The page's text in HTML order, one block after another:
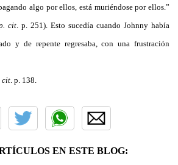
algo por ellos, está muriéndose por ellos.”
cit . p. 251). Esto sucedía cuando Johnny había
y de repente regresaba, con una frustración
cit . p. 138.
EN ESTE BLOG: